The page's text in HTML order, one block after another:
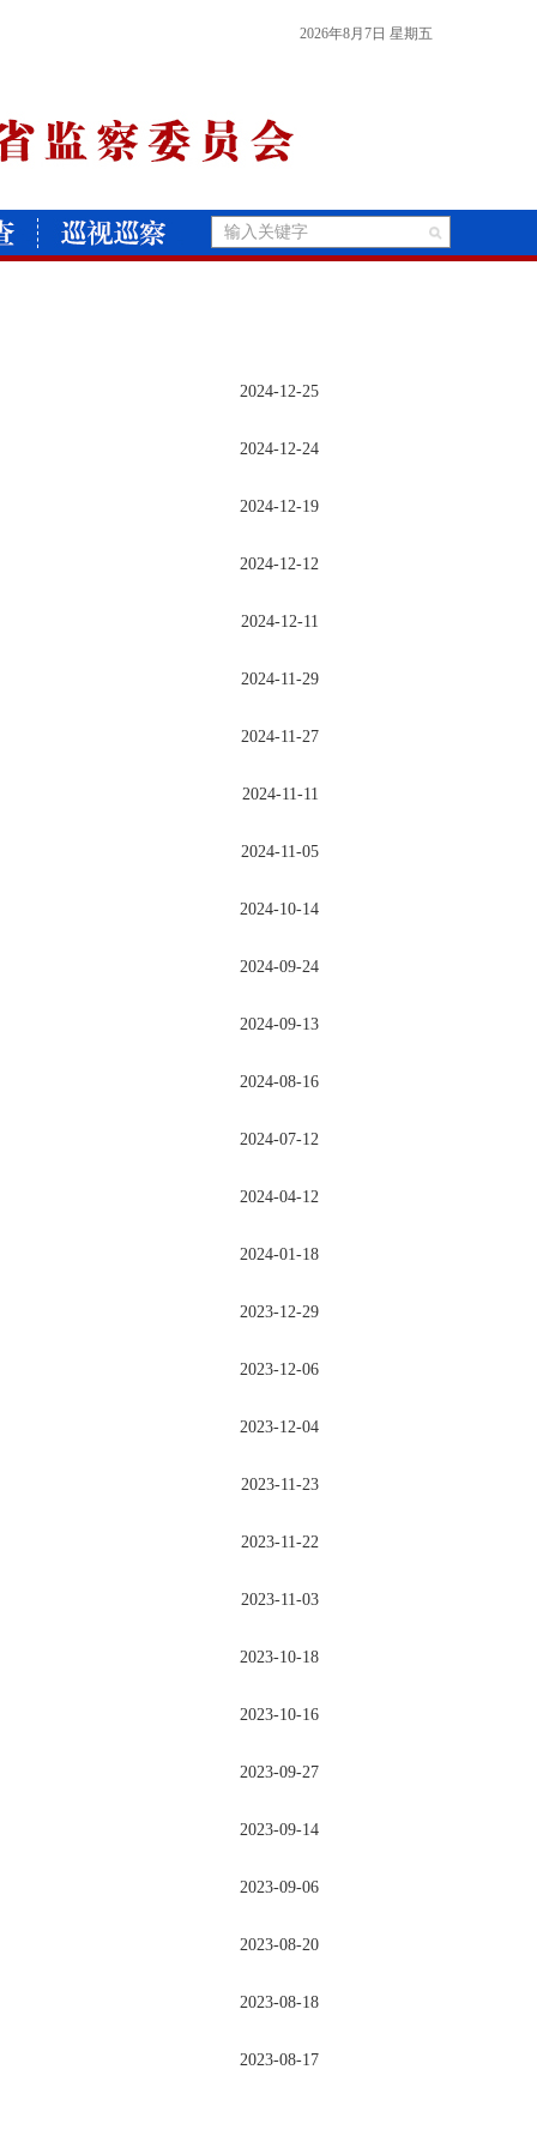
2026年8月7日 星期五
2024-12-25
2024-12-24
2024-12-19
2024-12-12
2024-12-11
2024-11-29
2024-11-27
2024-11-11
2024-11-05
2024-10-14
2024-09-24
2024-09-13
2024-08-16
2024-07-12
2024-04-12
2024-01-18
2023-12-29
2023-12-06
2023-12-04
2023-11-23
2023-11-22
2023-11-03
2023-10-18
2023-10-16
2023-09-27
2023-09-14
2023-09-06
2023-08-20
2023-08-18
2023-08-17